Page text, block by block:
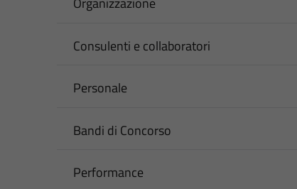
Consulenti e collaboratori
Personale
Bandi di Concorso
Performance